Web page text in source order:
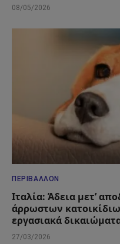
08/05/2026
ΠΕΡΙΒΆΛΛΟΝ
Ιταλία: Άδεια μετ’
άρρωστων
εργασιακά
27/03/2026